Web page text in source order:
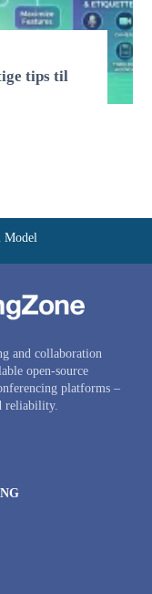
tips til
Model
and collaboration
open-source
platforms –
reliability.